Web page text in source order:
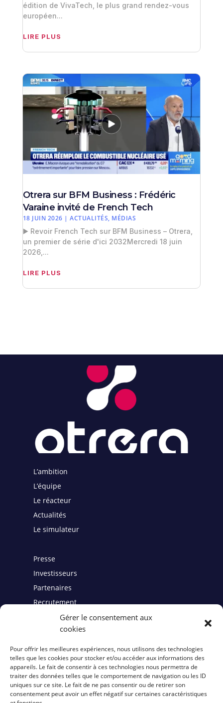
Gérer le consentement aux
cookies
Pour offrir les meilleures expériences, nous utilisons des technologies
telles que les cookies pour stocker et/ou accéder aux informations des
appareils. Le fait de consentir à ces technologies nous permettra de
traiter des données telles que le comportement de navigation ou les ID
uniques sur ce site. Le fait de ne pas consentir ou de retirer son
consentement peut avoir un effet négatif sur certaines caractéristiques
édition de VivaTech, le plus grand rendez-vous
européen...
LIRE PLUS
Otrera sur BFM Business : Frédéric
Varaine invité de French Tech
18 JUIN 2026 |ACTUALITÉS, MÉDIAS
▶️ Revoir French Tech sur BFM Business – Otrera,
un premier de série d'ici 2032Mercredi 18 juin
2026,...
LIRE PLUS
L’ambition
L’équipe
Le réacteur
Actualités
Le simulateur
Presse
Investisseurs
Partenaires
Recrutement
Mentions légales
Politiques de cookies